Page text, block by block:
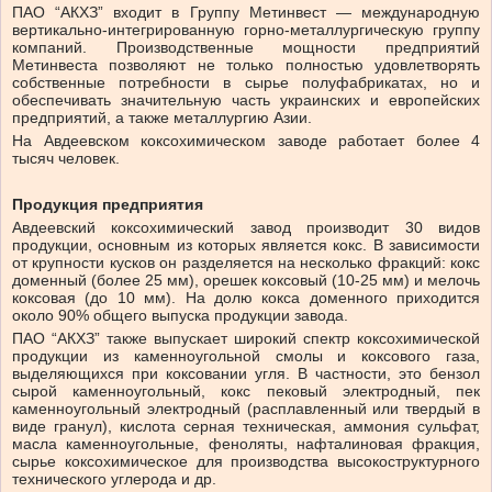
ПАО “АКХЗ” входит в Группу Метинвест — международную
вертикально-интегрированную горно-металлургическую группу
компаний. Производственные мощности предприятий
Метинвеста позволяют не только полностью удовлетворять
собственные потребности в сырье полуфабрикатах, но и
обеспечивать значительную часть украинских и европейских
предприятий, а также металлургию Азии.
На Авдеевском коксохимическом заводе работает более 4
тысяч человек.
Продукция предприятия
Авдеевский коксохимический завод производит 30 видов
продукции, основным из которых является кокс. В зависимости
от крупности кусков он разделяется на несколько фракций: кокс
доменный (более 25 мм), орешек коксовый (10-25 мм) и мелочь
коксовая (до 10 мм). На долю кокса доменного приходится
около 90% общего выпуска продукции завода.
ПАО “АКХЗ” также выпускает широкий спектр коксохимической
продукции из каменноугольной смолы и коксового газа,
выделяющихся при коксовании угля. В частности, это бензол
сырой каменноугольный, кокс пековый электродный, пек
каменноугольный электродный (расплавленный или твердый в
виде гранул), кислота серная техническая, аммония сульфат,
масла каменноугольные, феноляты, нафталиновая фракция,
сырье коксохимическое для производства высокоструктурного
технического углерода и др.